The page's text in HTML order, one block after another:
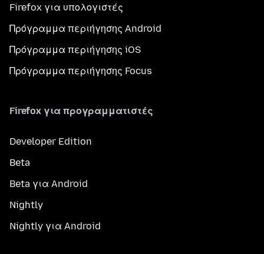
Firefox για υπολογιστές
Πρόγραμμα περιήγησης Android
Πρόγραμμα περιήγησης iOS
Πρόγραμμα περιήγησης Focus
Firefox για προγραμματιστές
Developer Edition
Beta
Beta για Android
Nightly
Nightly για Android